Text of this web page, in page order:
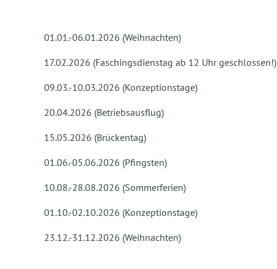
01.01.-06.01.2026 (Weihnachten)
17.02.2026 (Faschingsdienstag ab 12 Uhr geschlossen!)
09.03.-10.03.2026 (Konzeptionstage)
20.04.2026 (Betriebsausflug)
15.05.2026 (Brückentag)
01.06.-05.06.2026 (Pfingsten)
10.08.-28.08.2026 (Sommerferien)
01.10.-02.10.2026 (Konzeptionstage)
23.12.-31.12.2026 (Weihnachten)